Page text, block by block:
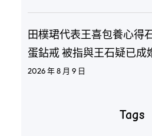
田樸珺代表王喜包養心得
蛋鉆戒 被指與王石疑已成
2026 年 8 月 9 日
Tags